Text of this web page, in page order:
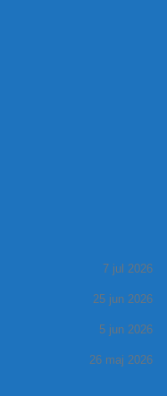
7 jul 2026
25 jun 2026
5 jun 2026
26 maj 2026